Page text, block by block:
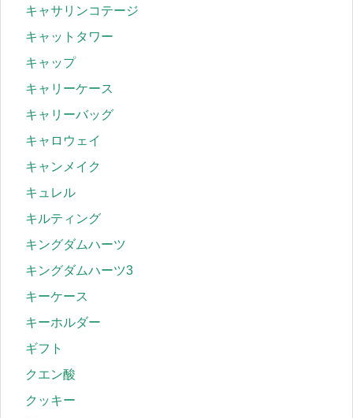
キャサリンコテージ
キャットタワー
キャップ
キャリーケース
キャリーバッグ
キャロウェイ
キャンメイク
キュレル
キルティング
キングダムハーツ
キングダムハーツ3
キーケース
キーホルダー
ギフト
クエン酸
クッキー